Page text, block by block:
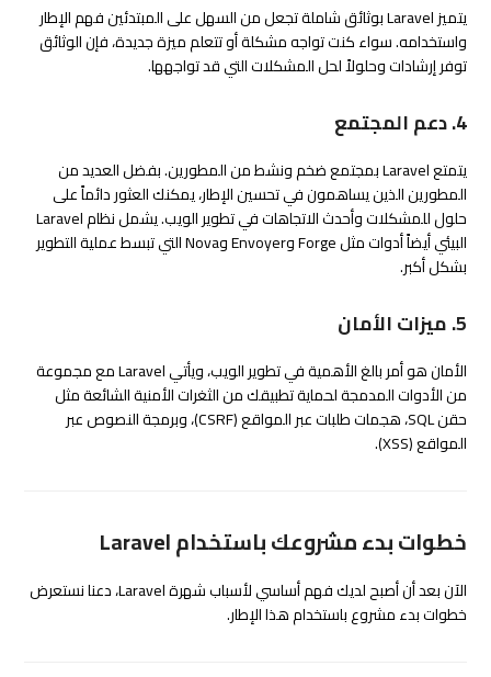
يتميز Laravel بوثائق شاملة تجعل من السهل على المبتدئين فهم الإطار
واستخدامه. سواء كنت تواجه مشكلة أو تتعلم ميزة جديدة، فإن الوثائق
توفر إرشادات وحلولاً لحل المشكلات التي قد تواجهها.
4. دعم المجتمع
يتمتع Laravel بمجتمع ضخم ونشط من المطورين. بفضل العديد من
المطورين الذين يساهمون في تحسين الإطار، يمكنك العثور دائماً على
حلول للمشكلات وأحدث الاتجاهات في تطوير الويب. يشمل نظام Laravel
البيئي أيضاً أدوات مثل Forge وEnvoyer وNova التي تبسط عملية التطوير
بشكل أكبر.
5. ميزات الأمان
الأمان هو أمر بالغ الأهمية في تطوير الويب، ويأتي Laravel مع مجموعة
من الأدوات المدمجة لحماية تطبيقك من الثغرات الأمنية الشائعة مثل
حقن SQL، هجمات طلبات عبر المواقع (CSRF)، وبرمجة النصوص عبر
المواقع (XSS).
خطوات بدء مشروعك باستخدام Laravel
الآن بعد أن أصبح لديك فهم أساسي لأسباب شهرة Laravel، دعنا نستعرض
خطوات بدء مشروع باستخدام هذا الإطار.